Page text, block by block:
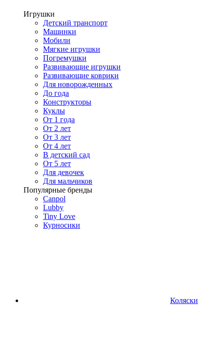
Игрушки
Детский транспорт
Машинки
Мобили
Мягкие игрушки
Погремушки
Развивающие игрушки
Развивающие коврики
Для новорожденных
До года
Конструкторы
Куклы
От 1 года
От 2 лет
От 3 лет
От 4 лет
В детский сад
От 5 лет
Для девочек
Для мальчиков
Популярные бренды
Canpol
Lubby
Tiny Love
Курносики
Коляски